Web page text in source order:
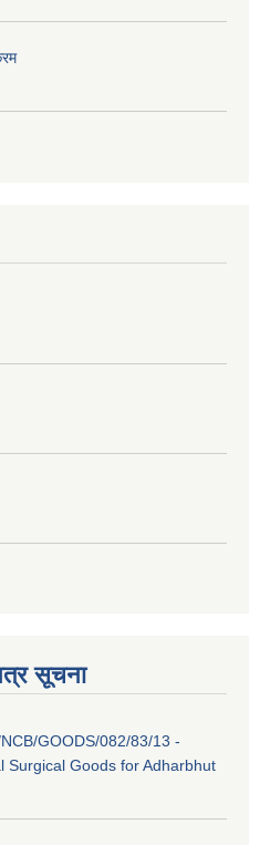
सूचना
GOODS/082/83/13 -
Surgical Goods for Adharbhut